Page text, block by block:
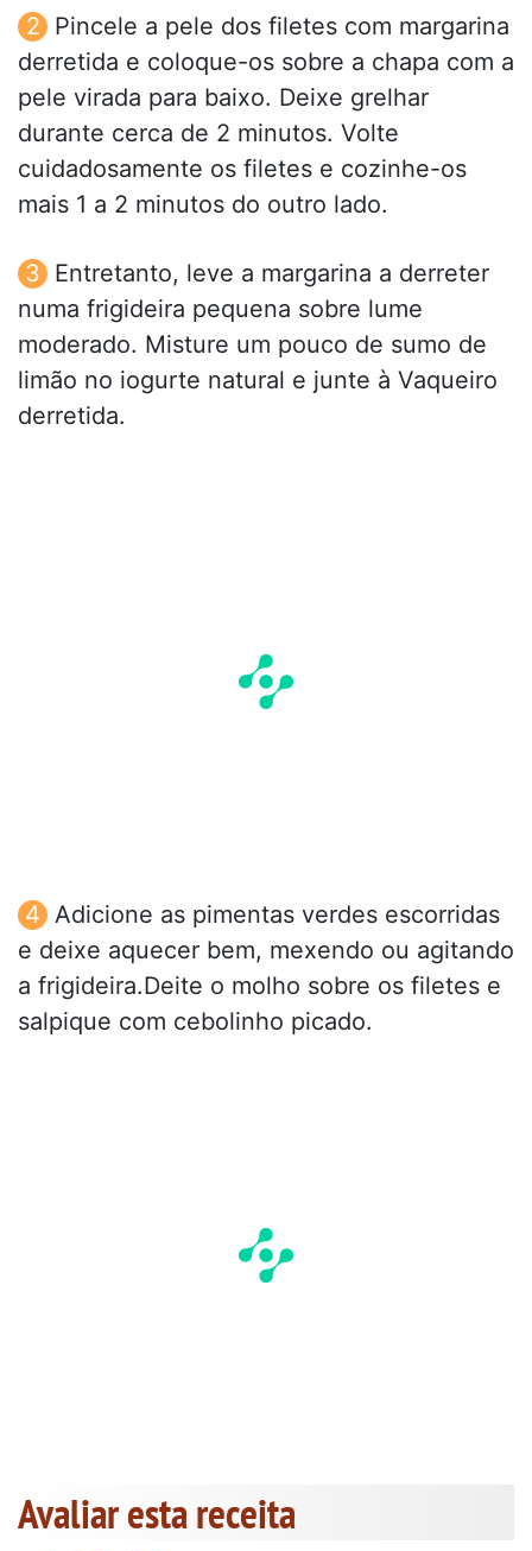
Pincele a pele dos filetes com margarina
derretida e coloque-os sobre a chapa com a
pele virada para baixo. Deixe grelhar
durante cerca de 2 minutos. Volte
cuidadosamente os filetes e cozinhe-os
mais 1 a 2 minutos do outro lado.
Entretanto, leve a margarina a derreter
numa frigideira pequena sobre lume
moderado. Misture um pouco de sumo de
limão no iogurte natural e junte à Vaqueiro
derretida.
Adicione as pimentas verdes escorridas
e deixe aquecer bem, mexendo ou agitando
a frigideira.Deite o molho sobre os filetes e
salpique com cebolinho picado.
Avaliar esta receita